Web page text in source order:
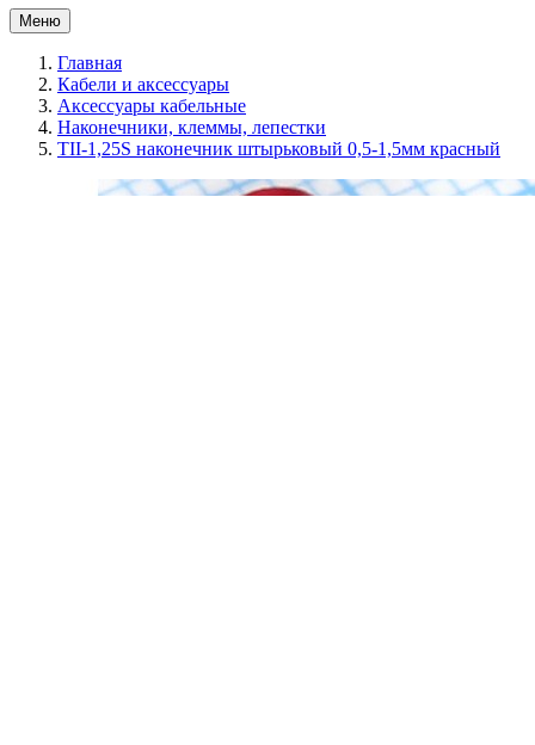
Меню
Главная
Кабели и аксессуары
Аксессуары кабельные
Наконечники, клеммы, лепестки
TII-1,25S наконечник штырьковый 0,5-1,5мм красный